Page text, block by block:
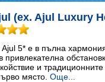
(ex. Ajul Luxury
5* е в пълна
привлекателна
и
място. Още...